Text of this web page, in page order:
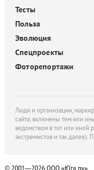
Тесты
Польза
Эволюция
Спецпроекты
Фоторепортажи
Люди и организации,
сайта, включены тем или
ведомством в тот или иной
экстремистов и так далее).
© 2001—2026ООО «Юга.ру»